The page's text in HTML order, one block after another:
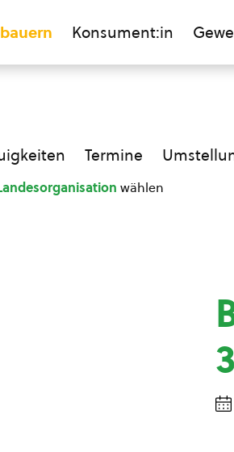
Konsument:in
Termine
wählen